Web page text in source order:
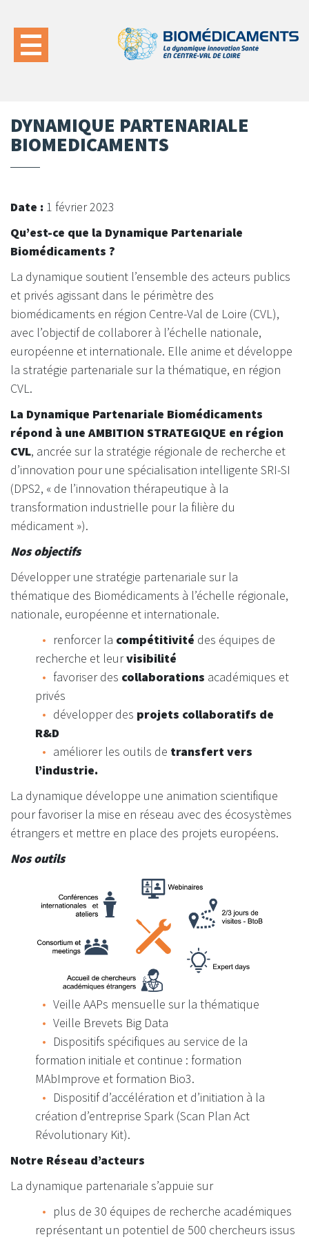
DYNAMIQUE PARTENARIALE
BIOMEDICAMENTS
Date : 1 février 2023
Qu’est-ce que la Dynamique Partenariale
Biomédicaments ?
La dynamique soutient l’ensemble des acteurs publics
et privés agissant dans le périmètre des
biomédicaments en région Centre-Val de Loire (CVL),
avec l’objectif de collaborer à l’échelle nationale,
européenne et internationale. Elle anime et développe
la stratégie partenariale sur la thématique, en région
CVL.
La Dynamique Partenariale Biomédicaments
répond à une AMBITION STRATEGIQUE en région
CVL, ancrée sur la stratégie régionale de recherche et
d’innovation pour une spécialisation intelligente SRI-SI
(DPS2, « de l’innovation thérapeutique à la
transformation industrielle pour la filière du
médicament »).
Nos objectifs
Développer une stratégie partenariale sur la
thématique des Biomédicaments à l’échelle régionale,
nationale, européenne et internationale.
renforcer la compétitivité des équipes de
recherche et leurvisibilité
favoriser des collaborations académiques et
privés
développer des projets collaboratifs de
R&D
améliorer les outils de transfert vers
l’industrie.
La dynamique développe une animation scientifique
pour favoriser la mise en réseau avec des écosystèmes
étrangers et mettre en place des projets européens.
Nos outils
Veille AAPs mensuelle sur la thématique
Veille Brevets Big Data
Dispositifs spécifiques au service de la
formation initiale et continue : formation
MAbImprove et formation Bio3.
Dispositif d’accélération et d’initiation à la
création d’entreprise Spark (Scan Plan Act
Révolutionary Kit).
Notre Réseau d’acteurs
La dynamique partenariale s’appuie sur
plus de 30 équipes de recherche académiques
représentant un potentiel de 500 chercheurs issus